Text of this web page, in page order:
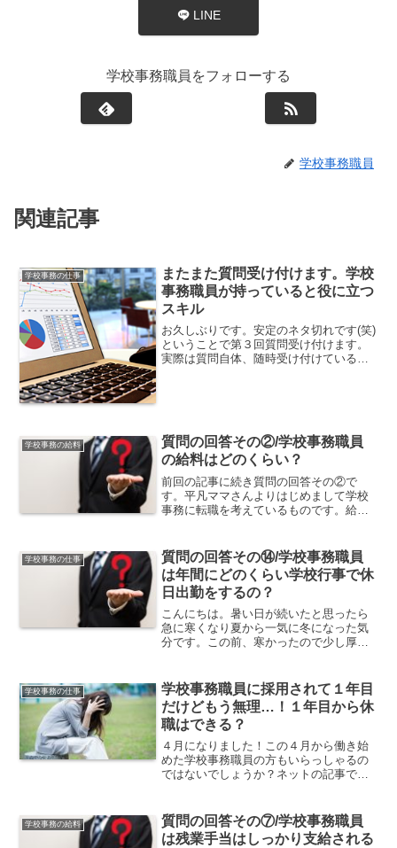
LINE
学校事務職員をフォローする
学校事務職員
関連記事
学校事務の仕事
またまた質問受け付けます。学校
事務職員が持っていると役に立つ
スキル
お久しぶりです。安定のネタ切れです(笑)
ということで第３回質問受け付けます。
実際は質問自体、随時受け付けているの
学校事務の給料
質問の回答その②/学校事務職員
の給料はどのくらい？
前回の記事に続き質問の回答その②で
す。平凡ママさんよりはじめまして学校
事務に転職を考えているものです。給与
すが、実際どれくらいなのか知りたいで
す。あと、行事とかに参加し...
学校事務の仕事
質問の回答その⑭/学校事務職員
は年間にどのくらい学校行事で休
日出勤をするの？
こんにちは。暑い日が続いたと思ったら
急に寒くなり夏から一気に冬になった気
分です。この前、寒かったので少し厚着
らだよ！さて、今回も質問に答えていき
たいと思います。ぽん さ...
学校事務の仕事
学校事務職員に採用されて１年目
だけどもう無理…！１年目から休
職はできる？
４月になりました！この４月から働き始
めた学校事務職員の方もいらっしゃるの
ではないでしょうか？ネットの記事では
心が折れてしまった人もいるようです
ね…そんな私も学校事務職員...
学校事務の給料
質問の回答その⑦/学校事務職員
は残業手当はしっかり支給される